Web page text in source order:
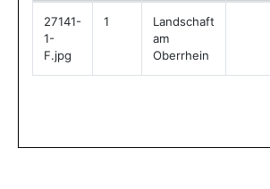
27141-
1-
F.jpg
1
Landschaft
am
Oberrhein